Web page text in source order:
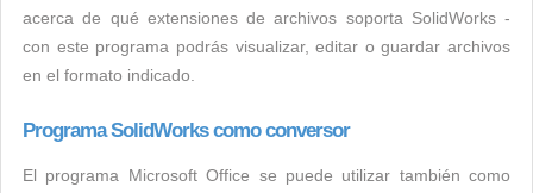
acerca de qué extensiones de archivos soporta SolidWorks -
con este programa podrás visualizar, editar o guardar archivos
en el formato indicado.
Programa SolidWorks como conversor
El programa Microsoft Office se puede utilizar también como